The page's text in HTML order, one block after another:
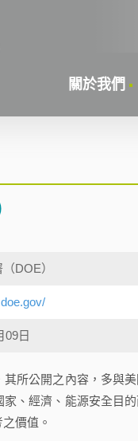
關於我們
DOE）
09日
公開之內容，多與美
、經濟、能源安全目
價值。